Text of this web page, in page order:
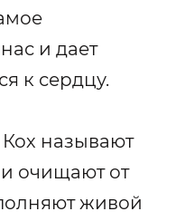
и дает
к сердцу.
называют
очищают от
живой